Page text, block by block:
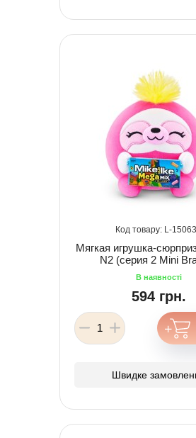
Мягкая игрушка-
N2 (серия 2 Mini
594 грн.
Швидке